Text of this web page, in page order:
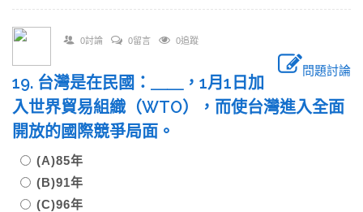
0討論 0留言 0追蹤
問題討論
19. 台灣是在民國：＿＿​，1月1日加
入世界貿易組織（WTO），而使台灣進入全面
開放的國際競爭局面。
(A)85年
(B)91年
(C)96年